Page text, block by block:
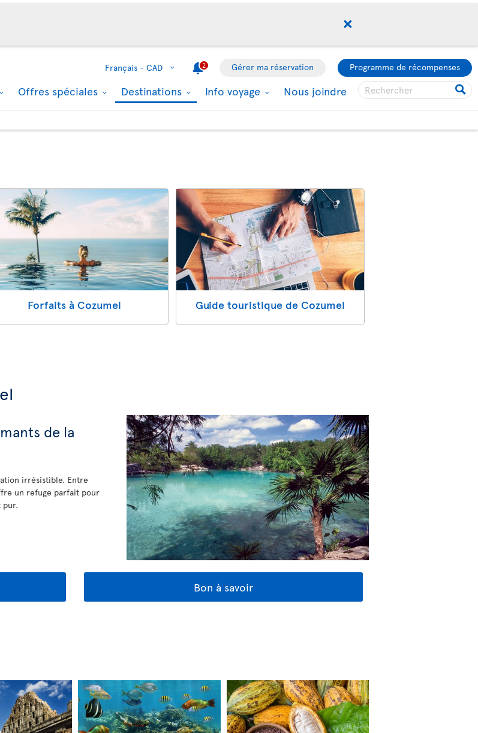
Français - CAD 2 Gérer ma réservation Programme de récompenses
Offres spéciales Destinations Info voyage Nous joindre
Forfaits à Cozumel Guide touristique de Cozumel
de la
irrésistible. Entre
un refuge parfait pour
pur.
Bon à savoir